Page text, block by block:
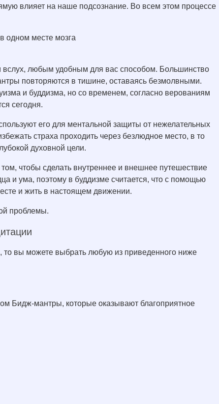
влияет на наше подсознание. Во всем этом процессе
одном месте мозга
любым удобным для вас способом. Большинство
повторяются в тишине, оставаясь безмолвными.
и буддизма, но со временем, согласно верованиям
сегодня.
его для ментальной защиты от нежелательных
страха проходить через безлюдное место, в то
духовной цели.
чтобы сделать внутреннее и внешнее путешествие
и ума, поэтому в буддизме считается, что с помощью
и жить в настоящем движении.
проблемы.
вы можете выбрать любую из приведенного ниже
Бидж-мантры, которые оказывают благоприятное